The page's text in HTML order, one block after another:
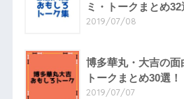
ミ・トークまとめ32
2019/07/08
博多華丸・大吉の面
トークまとめ30選！
2019/07/07